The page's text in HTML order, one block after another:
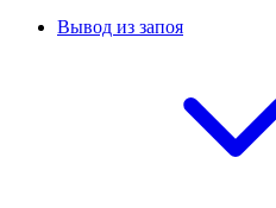
Вывод из запоя